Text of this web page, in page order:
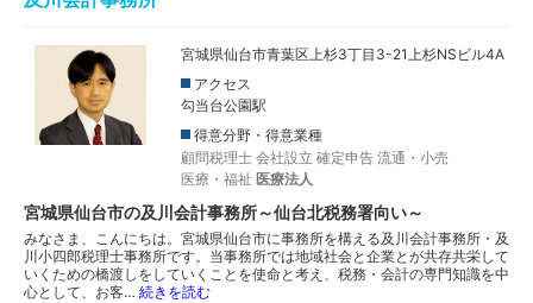
宮城県仙台市青葉区上杉3丁目3-21上杉NSビル4A
アクセス
勾当台公園駅
得意分野・得意業種
顧問税理士 会社設立 確定申告 流通・小売
医療・福祉 医療法人
宮城県仙台市の及川会計事務所～仙台北税務署向い～
みなさま、こんにちは。宮城県仙台市に事務所を構える及川会計事務所・及
川小四郎税理士事務所です。当事務所では地域社会と企業とが共存共栄して
いくための橋渡しをしていくことを使命と考え、税務・会計の専門知識を中
心として、お客… 続きを読む